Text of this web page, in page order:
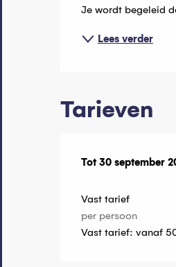
Je wordt begeleid
Lees verder
Tarieven
Van1 mei 2026tot
Tot30 september
Vast tarief
per persoon
Vast tarief: vanaf